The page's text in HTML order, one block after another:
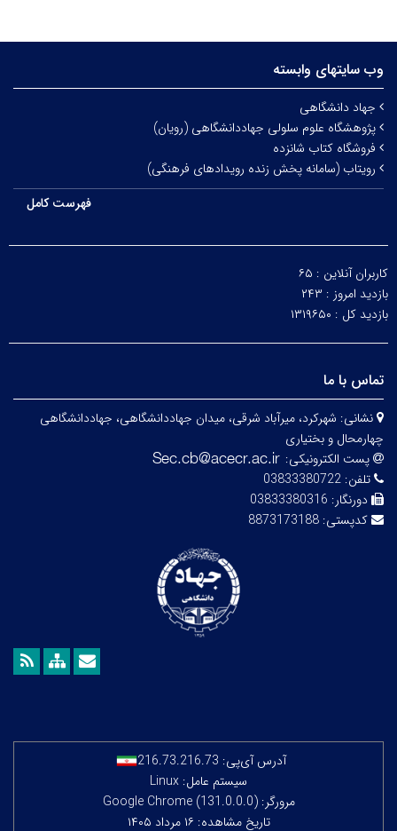
وب سایتهای وابسته
جهاد دانشگاهی
پژوهشگاه علوم سلولی جهاددانشگاهی (رویان)
فروشگاه کتاب شانزده
رویتاب (سامانه پخش زنده رویدادهای فرهنگی)
فهرست کامل
کاربران آنلاین : ۶۵
بازدید امروز : ۲۴۳
بازدید کل : ۱۳۱۹۶۵۰
تماس با ما
نشانی: شهرکرد، میرآباد شرقی، میدان جهاددانشگاهی، جهاددانشگاهی
چهارمحال و بختیاری
پست الکترونیکی:
تلفن: 03833380722
دورنگار: 03833380316
کدپستی: 8873173188
آدرس آی‌پی: 216.73.216.73
سیستم عامل: Linux
مرورگر: Google Chrome (131.0.0.0)
تاریخ مشاهده: ۱۶ مرداد ۱۴۰۵